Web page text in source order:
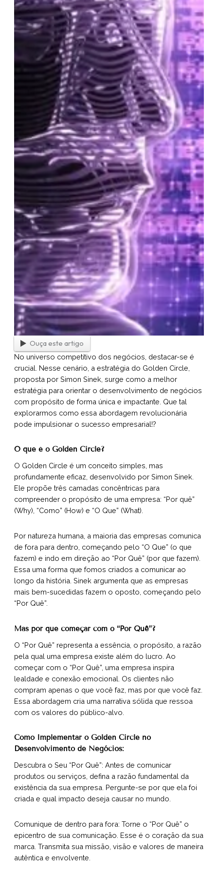
Ouça este artigo
No universo competitivo dos negócios, destacar-se é
crucial. Nesse cenário, a estratégia do Golden Circle,
proposta por Simon Sinek, surge como a melhor
estratégia para orientar o desenvolvimento de negócios
com propósito de forma única e impactante. Que tal
explorarmos como essa abordagem revolucionária
pode impulsionar o sucesso empresarial!?
O que é o Golden Circle?
O Golden Circle é um conceito simples, mas
profundamente eficaz, desenvolvido por Simon Sinek.
Ele propõe três camadas concêntricas para
compreender o propósito de uma empresa: “Por quê”
(Why), “Como” (How) e “O Que” (What).
Por natureza humana, a maioria das empresas comunica
de fora para dentro, começando pelo “O Que” (o que
fazem) e indo em direção ao “Por Quê” (por que fazem).
Essa uma forma que fomos criados a comunicar ao
longo da história. Sinek argumenta que as empresas
mais bem-sucedidas fazem o oposto, começando pelo
“Por Quê”.
Mas por que começar com o “Por Quê”?
O “Por Quê” representa a essência, o propósito, a razão
pela qual uma empresa existe além do lucro. Ao
começar com o “Por Quê”, uma empresa inspira
lealdade e conexão emocional. Os clientes não
compram apenas o que você faz, mas por que você faz.
Essa abordagem cria uma narrativa sólida que ressoa
com os valores do público-alvo.
Como Implementar o Golden Circle no
Desenvolvimento de Negócios:
Descubra o Seu “Por Quê”: Antes de comunicar
produtos ou serviços, defina a razão fundamental da
existência da sua empresa. Pergunte-se por que ela foi
criada e qual impacto deseja causar no mundo.
Comunique de dentro para fora: Torne o “Por Quê” o
epicentro de sua comunicação. Esse é o coração da sua
marca. Transmita sua missão, visão e valores de maneira
autêntica e envolvente.